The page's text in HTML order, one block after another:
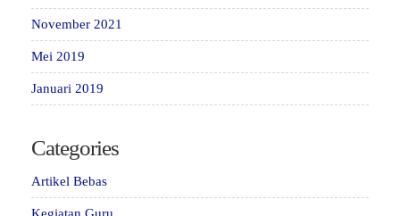
November 2021
Mei 2019
Januari 2019
Categories
Artikel Bebas
Kegiatan Guru